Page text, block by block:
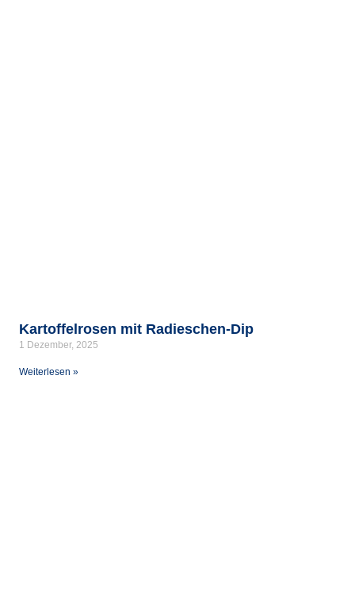
Kartoffelrosen mit Radieschen-Dip
1 Dezember, 2025
Weiterlesen »